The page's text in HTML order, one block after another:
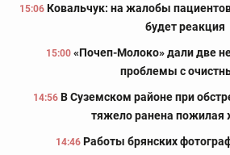
15:06 Ковальчук: на жалобы
будет реакция
15:00 «Почеп-Молоко» дали две
проблемы с
14:56 В Суземском районе при
тяжело ранена
14:46 Работы брянских